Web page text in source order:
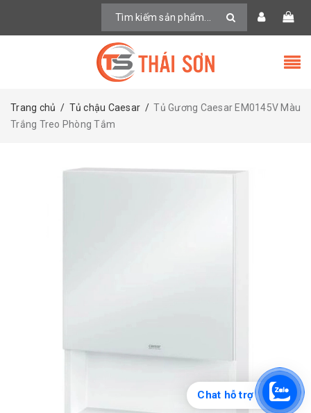
Trang chủ / Tủ chậu Caesar / Tủ Gương Caesar EM0145V Màu
Trắng Treo Phòng Tắm
Chat hỗ trợ